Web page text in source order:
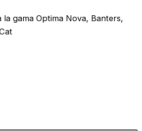
la gama Optima Nova, Banters,